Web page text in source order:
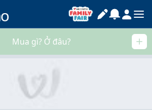
Mua gì? Ở đâu?